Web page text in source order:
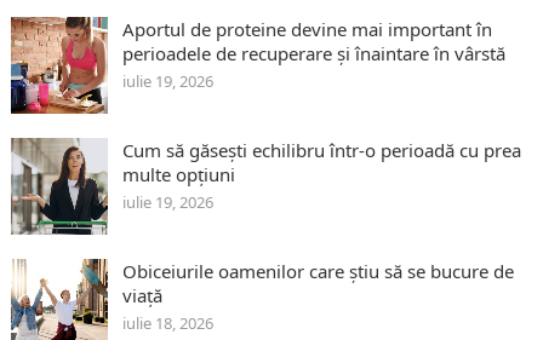
Aportul de proteine devine mai important în
perioadele de recuperare și înaintare în vârstă
iulie 19, 2026
Cum să găsești echilibru într-o perioadă cu prea
multe opțiuni
iulie 19, 2026
Obiceiurile oamenilor care știu să se bucure de
viață
iulie 18, 2026